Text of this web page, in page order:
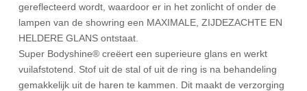
gereflecteerd wordt, waardoor er in het zonlicht of onder de
lampen van de showring een MAXIMALE, ZIJDEZACHTE EN
HELDERE GLANS ontstaat.
Super Bodyshine® creëert een superieure glans en werkt
vuilafstotend. Stof uit de stal of uit de ring is na behandeling
gemakkelijk uit de haren te kammen. Dit maakt de verzorging